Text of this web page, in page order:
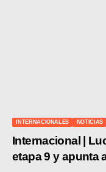
CROSS COUNTRY
MOTOS ACUÁTICAS
INTERNACIONALES NOTICIAS
Internacional |
etapa 9 y apunta